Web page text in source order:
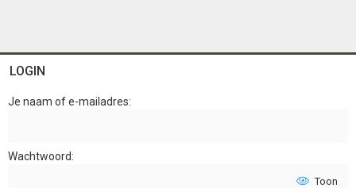
LOGIN
Je naam of e-mailadres
Wachtwoord
Toon